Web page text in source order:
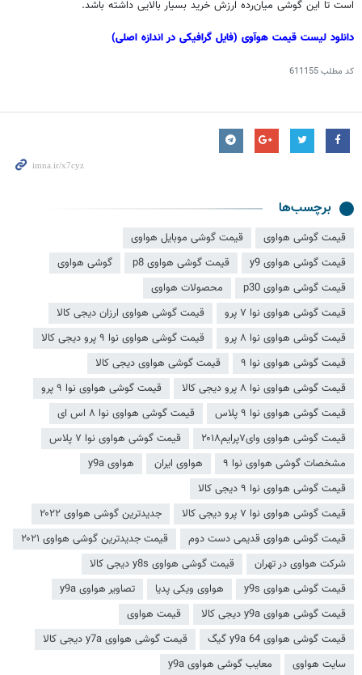
است تا این گوشی میان‌رده ارزش خرید بسیار بالایی داشته باشد.
دانلود لیست قیمت هوآوی (فایل گرافیکی در اندازه اصلی)
کد مطلب611155
برچسب‌ها
قیمت گوشی هواوی
قیمت گوشی موبایل هواوی
قیمت گوشی هواوی y9
قیمت گوشی هواوی p8
گوشی هواوی
قیمت گوشی هواوی p30
محصولات هواوی
قیمت گوشی هواوی نوا ۷ پرو
قیمت گوشی هواوی ارزان دیجی کالا
قیمت گوشی هواوی نوا ۸ پرو
قیمت گوشی هواوی نوا ۹ پرو دیجی کالا
قیمت گوشی هواوی نوا ۹
قیمت گوشی هواوی دیجی کالا
قیمت گوشی هواوی نوا ۸ پرو دیجی کالا
قیمت گوشی هواوی نوا ۹ پرو
قیمت گوشی هواوی نوا ۹ پلاس
قیمت گوشی هواوی نوا ۸ اس ای
قیمت گوشی هواوی وای۷پرایم۲۰۱۸
قیمت گوشی هواوی نوا ۷ پلاس
مشخصات گوشی هواوی نوا ۹
هواوی ایران
هواوی y9a
قیمت گوشی هواوی نوا ۹ دیجی کالا
قیمت گوشی هواوی نوا ۷ پرو دیجی کالا
جدیدترین گوشی هواوی ۲۰۲۲
قیمت گوشی هواوی قدیمی دست دوم
قیمت جدیدترین گوشی هواوی ۲۰۲۱
شرکت هواوی در تهران
قیمت گوشی هواوی y8s دیجی کالا
قیمت گوشی هواوی y9s
هواوی ویکی پدیا
تصاویر هواوی y9a
قیمت گوشی هواوی y9a دیجی کالا
قیمت هواوی
قیمت گوشی هواوی y9a 64 گیگ
قیمت گوشی هواوی y7a دیجی کالا
سایت هواوی
معایب گوشی هواوی y9a